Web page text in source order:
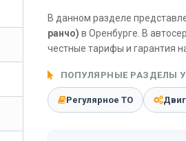
В данном разделе
ранчо) в Оренбурге. В
честные тарифы и гарантия
ПОПУЛЯРНЫЕ РАЗДЕЛЫ
Регулярное ТО